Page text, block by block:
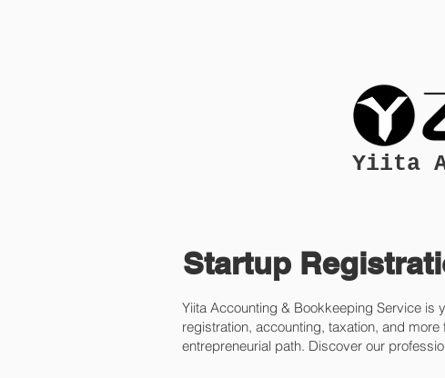
Yiita
Startup
Yiita Accounting & Bookkeeping Service is
registration, accounting, taxation, and
entrepreneurial path. Discover our